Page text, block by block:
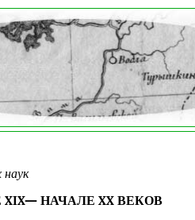
наук
НАЧАЛЕ XX ВЕКОВ